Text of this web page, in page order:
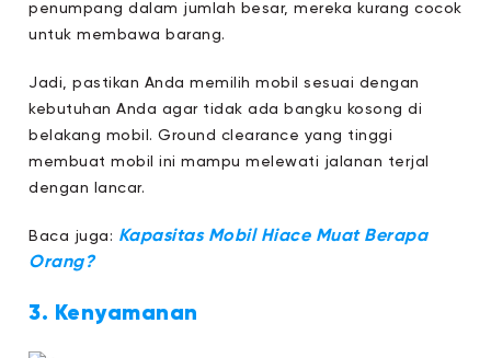
penumpang dalam jumlah besar, mereka kurang cocok
untuk membawa barang.
Jadi, pastikan Anda memilih mobil sesuai dengan
kebutuhan Anda agar tidak ada bangku kosong di
belakang mobil. Ground clearance yang tinggi
membuat mobil ini mampu melewati jalanan terjal
dengan lancar.
Baca juga: Kapasitas Mobil Hiace Muat Berapa
Orang?
3. Kenyamanan